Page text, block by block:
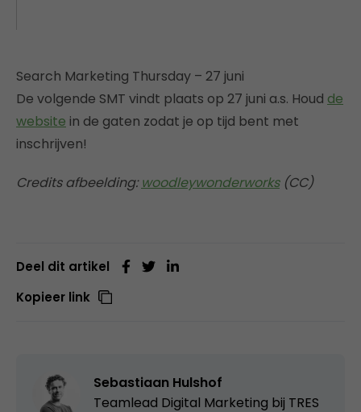
Search Marketing Thursday – 27 juni
De volgende SMT vindt plaats op 27 juni a.s. Houd de
website in de gaten zodat je op tijd bent met
inschrijven!
Credits afbeelding:woodleywonderworks(CC)
Deel dit artikel
Kopieer link
Sebastiaan Hulshof
Teamlead Digital Marketing bij TRES